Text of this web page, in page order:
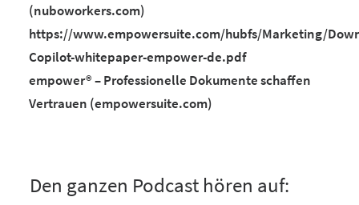
(nuboworkers.com)
https://www.empowersuite.com/hubfs/Marketing/
Copilot-whitepaper-empower-de.pdf
empower® – Professionelle Dokumente schaffen
Vertrauen (empowersuite.com)
Den ganzen Podcast hören auf: